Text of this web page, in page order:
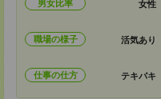
男女比率 女性
職場の様子 活気あり
仕事の仕方 テキパキ